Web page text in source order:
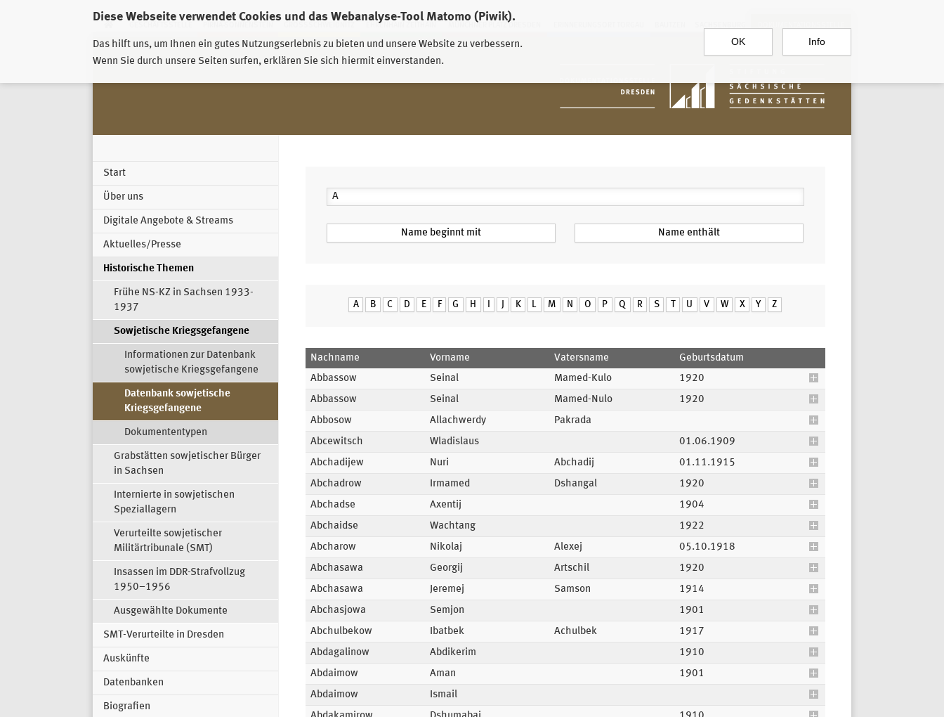
Diese Webseite verwendet Cookies und das Webanalyse-Tool Matomo (Piwik).
Das hilft uns, um Ihnen ein gutes Nutzungserlebnis zu bieten und unsere Website zu verbessern.
Wenn Sie durch unsere Seiten surfen, erklären Sie sich hiermit einverstanden.
OK Info
EHRENHAIN ZEITHAIN MÜNCHNER PLATZ DRESDEN
Start
Über uns
Digitale Angebote & Streams
Aktuelles/Presse
Historische Themen
Frühe NS-KZ in Sachsen 1933-
1937
Sowjetische Kriegsgefangene
Informationen zur Datenbank
sowjetische Kriegsgefangene
Datenbank sowjetische
Kriegsgefangene
Dokumententypen
Grabstätten sowjetischer Bürger
in Sachsen
Internierte in sowjetischen
Speziallagern
Verurteilte sowjetischer
Militärtribunale (SMT)
Insassen im DDR-Strafvollzug
1950–1956
Ausgewählte Dokumente
SMT-Verurteilte in Dresden
Auskünfte
Datenbanken
Biografien
A B C D E F G H I J K L M N O P Q R S T U V W X Y Z
Nachname Vorname Vatersname
Geburtsdatum
Abbassow
Seinal Mamed-Kulo
1920
Abbassow
Seinal Mamed-Nulo
1920
Abbosow
Allachwerdy
Pakrada
Abcewitsch
Wladislaus
01.06.1909
Abchadijew
Nuri Abchadij
01.11.1915
Abchadrow
Irmamed Dshangal
1920
Abchadse
Axentij
1904
Abchaidse
Wachtang
1922
Abcharow
Nikolaj Alexej
05.10.1918
Abchasawa
Georgij Artschil
1920
Abchasawa
Jeremej Samson
1914
Abchasjowa
Semjon
1901
Abchulbekow
Ibatbek Achulbek
1917
Abdagalinow
Abdikerim
1910
Abdaimow
Aman
1901
Abdaimow
Ismail